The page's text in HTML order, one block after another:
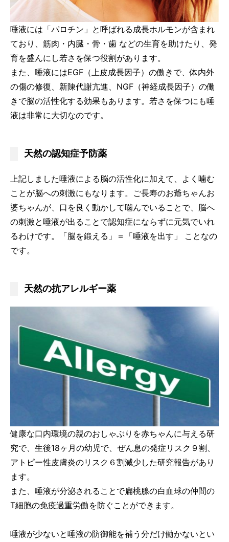
唾液には「パロチン」と呼ばれる成長ホルモンが含まれ
ており、筋肉・内臓・骨・歯 などの生育を助けたり、発
育を盛んにし若さを保つ役割があります。
また、唾液にはEGF（上皮成長因子）の働きで、体内外
の傷の修復、新陳代謝亢進、NGF（神経成長因子）の働
きで脳の活性化する効果もあります。若さを保つにも唾
液は非常に大切なのです。
天然の認知症予防薬
上記しました唾液による脳の活性化に加えて、よく噛む
ことが脳への刺激にもなります。ご長寿のお爺ちゃんお
婆ちゃんが、口を良く動かして噛んでいることで、脳へ
の刺激と唾液が出ることで認知症にならずに元気でいれ
るわけです。「脳を鍛える」＝「唾液を出す」 ことなの
です。
天然の抗アレルギー薬
健康な口内環境の親のおしゃぶりを赤ちゃんに与える研
究で、生後18ヶ月の幼児で、ぜん息の発症リスク９割、
アトピー性皮膚炎のリスク６割減少した研究報告があり
ます。
また、唾液が分泌されることで扁桃腺の白血球の仲間の
T細胞の免疫過重労働を防ぐことができます。
唾液が少ないと唾液の防御能を補う分だけ働かないとい